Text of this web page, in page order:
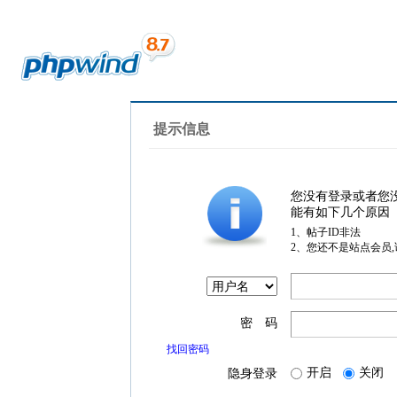
提示信息
您没有登录或者您
能有如下几个原因
1、帖子ID非法
2、您还不是站点会员
密 码
找回密码
隐身登录 开启 关闭